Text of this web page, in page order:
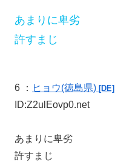
あまりに卑劣
許すまじ
6 ： ヒョウ(徳島県) [DE]
ID:Z2ulEovp0.net
あまりに卑劣
許すまじ